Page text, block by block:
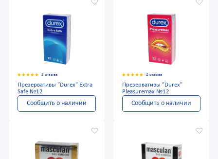
2 отзыва
Презервативы "Durex" Extra
Safe №12
Сообщить о наличии
2 отзыва
Презервативы "Durex"
Pleasuremax №12
Сообщить о наличии